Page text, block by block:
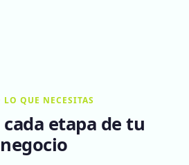
LO QUE NECESITAS
etapa de tu
negocio